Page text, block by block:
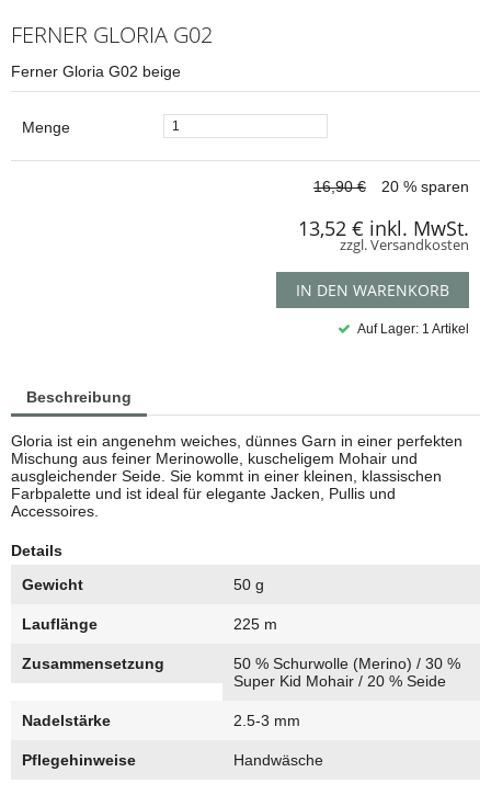
FERNER GLORIA G02
Ferner Gloria G02 beige
Menge
16,90 € 20 % sparen
13,52 € inkl. MwSt.
zzgl. Versandkosten
IN DEN WARENKORB
Auf Lager: 1 Artikel
Beschreibung
Gloria ist ein angenehm weiches, dünnes Garn in einer perfekten
Mischung aus feiner Merinowolle, kuscheligem Mohair und
ausgleichender Seide. Sie kommt in einer kleinen, klassischen
Farbpalette und ist ideal für elegante Jacken, Pullis und
Accessoires.
Details
Gewicht
50 g
Lauflänge 225 m
Zusammensetzung
50 % Schurwolle (Merino) / 30 %
Super Kid Mohair / 20 % Seide
Nadelstärke 2.5-3 mm
Pflegehinweise Handwäsche